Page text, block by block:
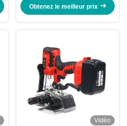
emballages en fût
Obtenez le meilleur prix
Vidéo